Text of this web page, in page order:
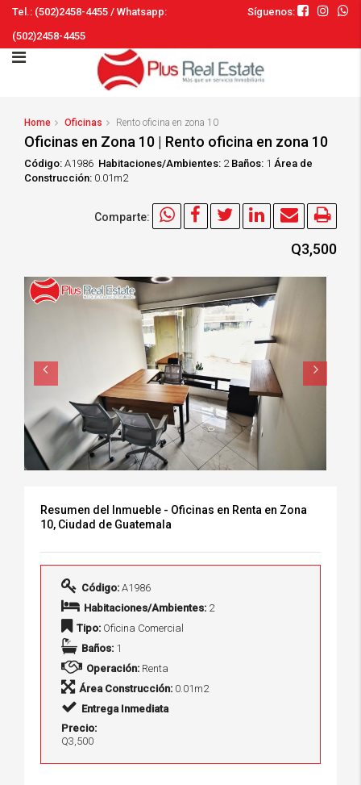
Tel.: (502)2458-4455 / Whatsapp:
(502)2458-4455
Síguenos:
Home Oficinas Rento oficina en zona 10
Oficinas en Zona 10 | Rento oficina en zona 10
Código: A1986 Habitaciones/Ambientes: 2 Baños: 1 Área de
Construcción: 0.01m2
Comparte:
Q3,500
Resumen del Inmueble - Oficinas en Renta en Zona
10, Ciudad de Guatemala
Código: A1986
Habitaciones/Ambientes: 2
Tipo: Oficina Comercial
Baños: 1
Operación: Renta
Área Construcción: 0.01m2
Entrega Inmediata
Precio:
Q3,500